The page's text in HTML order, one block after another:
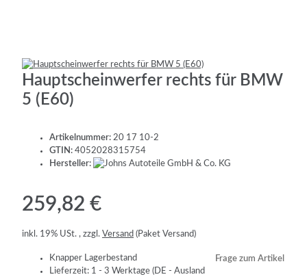
Hauptscheinwerfer rechts für BMW
5 (E60)
Artikelnummer: 20 17 10-2
GTIN: 4052028315754
Hersteller:
259,82 €
inkl. 19% USt. , zzgl. Versand (Paket Versand)
Knapper Lagerbestand
Lieferzeit: 1 - 3 Werktage (DE - Ausland
Frage zum Artikel